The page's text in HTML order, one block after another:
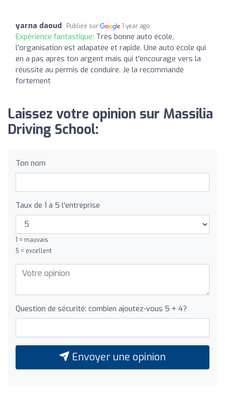
yarna daoud Publiée sur 1 year ago
Expérience fantastique: Très bonne auto école,
l'organisation est adapatée et rapide. Une auto école qui
en a pas après ton argent mais qui t'encourage vers la
réussite au permis de conduire. Je la recommandé
fortement
Laissez votre opinion sur Massilia
Driving School:
Ton nom
Taux de 1 à 5 l'entreprise
1 = mauvais
5 = excellent
Question de sécurité: combien ajoutez-vous 5 + 4?
Envoyer une opinion